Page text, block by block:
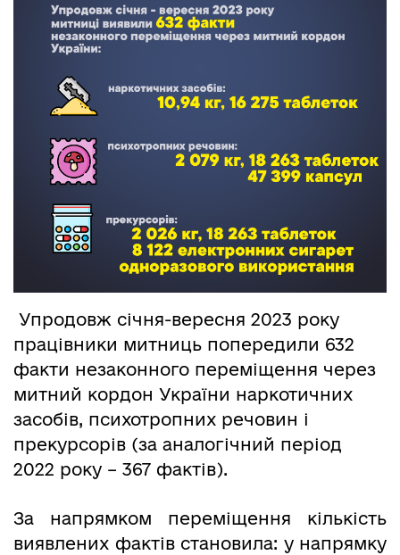
Упродовж січня-вересня 2023 року
працівники митниць попередили 632
факти незаконного переміщення через
митний кордон України наркотичних
засобів, психотропних речовин і
прекурсорів (за аналогічний період
2022 року – 367 фактів).
За напрямком переміщення кількість
виявлених фактів становила: у напрямку